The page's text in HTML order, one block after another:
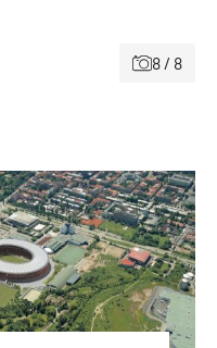
8 / 8